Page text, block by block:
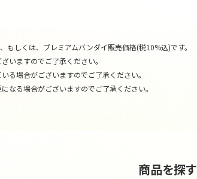
しくは、プレミアムバンダイ販売価格(税10%込)です。
いますのでご了承ください。
る場合がございますのでご了承ください。
なる場合がございますのでご了承ください。
商品を探す